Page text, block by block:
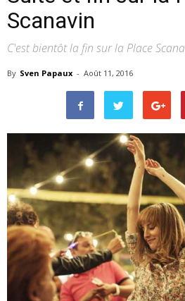
–
culturel
–
Scanavin
C'est bientôt la fin sur la Place
By Sven Papaux - Août 11, 2016